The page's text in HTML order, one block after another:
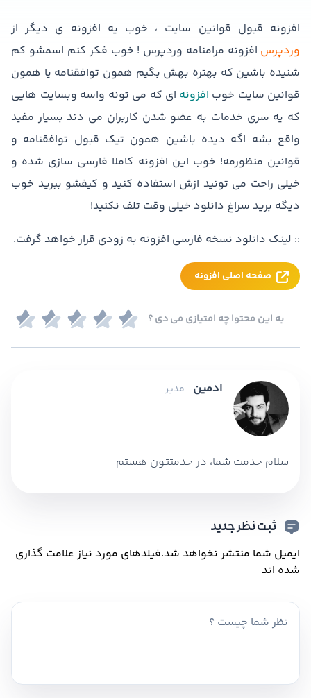
افزونه قبول قوانین سایت ، خوب یه افزونه ی دیگر از
وردپرس افزونه مرامنامه وردپرس ! خوب فکر کنم اسمشو کم
شنیده باشین که بهتره بهش بگیم همون توافقنامه یا همون
قوانین سایت خوب افزونه ای که می تونه واسه وبسایت هایی
که یه سری خدمات به عضو شدن کاربران می دند بسیار مفید
واقع بشه اگه دیده باشین همون تیک قبول توافقنامه و
قوانین منظورمه! خوب این افزونه کاملا فارسی سازی شده و
خیلی راحت می تونید ازش استفاده کنید و کیفشو ببرید خوب
دیگه برید سراغ دانلود خیلی وقت تلف نکنید!
:: لینک دانلود نسخه فارسی افزونه به زودی قرار خواهد گرفت.
صفحه اصلی افزونه
به این محتوا چه امتیازی می دی ؟
ادمین مدیر
سلام خدمت شما، در خدمتتون هستم
ثبت نظر جدید
ایمیل شما منتشر نخواهد شد.فیلدهای مورد نیاز علامت گذاری
شده اند